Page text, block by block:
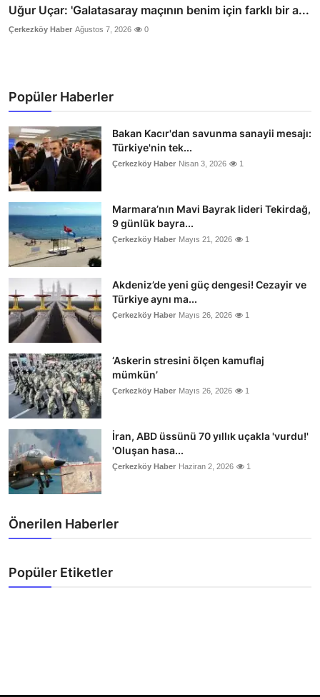
Uğur Uçar: 'Galatasaray maçının benim için farklı bir a...
Çerkezköy Haber Ağustos 7, 2026 0
Popüler Haberler
Bakan Kacır'dan savunma sanayii mesajı:
Türkiye'nin tek...
Çerkezköy Haber Nisan 3, 2026 1
Marmara’nın Mavi Bayrak lideri Tekirdağ,
9 günlük bayra...
Çerkezköy Haber Mayıs 21, 2026 1
Akdeniz’de yeni güç dengesi! Cezayir ve
Türkiye aynı ma...
Çerkezköy Haber Mayıs 26, 2026 1
‘Askerin stresini ölçen kamuflaj
mümkün’
Çerkezköy Haber Mayıs 26, 2026 1
İran, ABD üssünü 70 yıllık uçakla 'vurdu!'
'Oluşan hasa...
Çerkezköy Haber Haziran 2, 2026 1
Önerilen Haberler
Popüler Etiketler